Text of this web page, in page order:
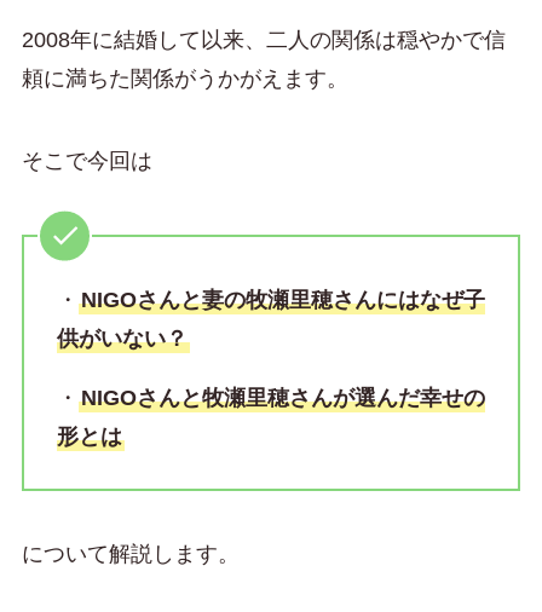
2008年に結婚して以来、二人の関係は穏やかで信
頼に満ちた関係がうかがえます。
そこで今回は
・ NIGOさんと妻の牧瀬里穂さんにはなぜ子
供がいない？
・ NIGOさんと牧瀬里穂さんが選んだ幸せの
形とは
について解説します。